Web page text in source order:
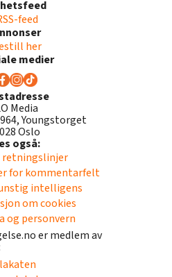
feed
her
medier
Media
Youngstorget
Oslo
også:
retningslinjer
for kommentarfelt
intelligens
om cookies
og personvern
er medlem av